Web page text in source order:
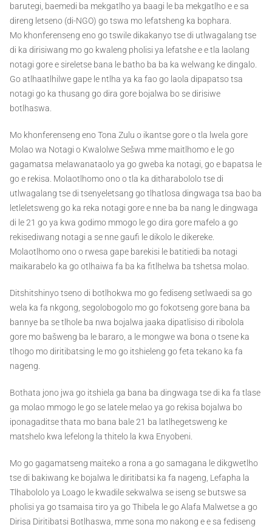
barutegi, baemedi ba mekgatlho ya baagi le ba mekgatlho e e sa
direng letseno (di-NGO) go tswa mo lefatsheng ka bophara.
Mo khonferenseng eno go tswile dikakanyo tse di utlwagalang tse
di ka dirisiwang mo go kwaleng pholisi ya lefatshe e e tla laolang
notagi gore e sireletse bana le batho ba ba ka welwang ke dingalo.
Go atlhaatlhilwe gape le ntlha ya ka fao go laola dipapatso tsa
notagi go ka thusang go dira gore bojalwa bo se dirisiwe
botlhaswa.
Mo khonferenseng eno Tona Zulu o ikantse gore o tla lwela gore
Molao wa Notagi o Kwalolwe Sešwa mme maitlhomo e le go
gagamatsa melawanataolo ya go gweba ka notagi, go e bapatsa le
go e rekisa. Molaotlhomo ono o tla ka ditharabololo tse di
utlwagalang tse di tsenyeletsang go tlhatlosa dingwaga tsa bao ba
letleletsweng go ka reka notagi gore e nne ba ba nang le dingwaga
di le 21 go ya kwa godimo mmogo le go dira gore mafelo a go
rekisediwang notagi a se nne gaufi le dikolo le dikereke.
Molaotlhomo ono o rwesa gape barekisi le batitiedi ba notagi
maikarabelo ka go otlhaiwa fa ba ka fitlhelwa ba tshetsa molao.
Ditshitshinyo tseno di botlhokwa mo go fediseng setlwaedi sa go
wela ka fa nkgong, segolobogolo mo go fokotseng gore bana ba
bannye ba se tlhole ba nwa bojalwa jaaka dipatlisiso di ribolola
gore mo bašweng ba le bararo, a le mongwe wa bona o tsene ka
tlhogo mo diritibatsing le mo go itshieleng go feta tekano ka fa
nageng.
Bothata jono jwa go itshiela ga bana ba dingwaga tse di ka fa tlase
ga molao mmogo le go se latele melao ya go rekisa bojalwa bo
iponagaditse thata mo bana bale 21 ba latlhegetsweng ke
matshelo kwa lefelong la thitelo la kwa Enyobeni.
Mo go gagamatseng maiteko a rona a go samagana le dikgwetlho
tse di bakiwang ke bojalwa le diritibatsi ka fa nageng, Lefapha la
Tlhabololo ya Loago le kwadile sekwalwa se iseng se butswe sa
pholisi ya go tsamaisa tiro ya go Thibela le go Alafa Malwetse a go
Dirisa Diritibatsi Botlhaswa, mme sona mo nakong e e sa fediseng